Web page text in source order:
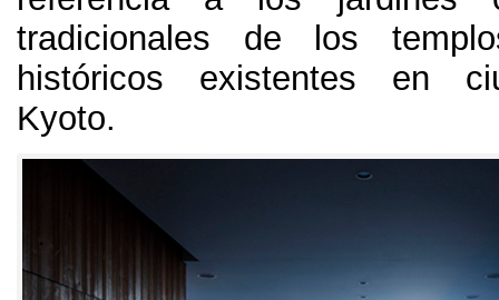
tradicionales de los
históricos existentes en
Kyoto.